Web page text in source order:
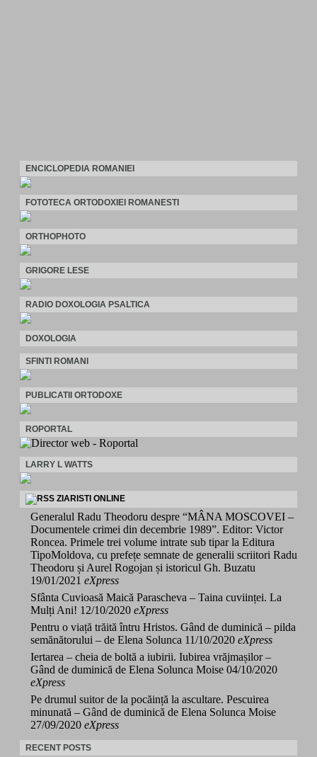
ENCICLOPEDIA ROMANIEI
FOTOTECA ORTODOXIEI ROMANESTI
ORTHOPHOTO
GRIGORE LESE
RADIO DOXOLOGIA PSALTICA
DOXOLOGIA
SFINTI ROMANI
PUBLICATII ORTODOXE
ROPORTAL
LARRY L WATTS
ZIARISTI ONLINE
Generalul Radu Theodoru despre “MÂNA MOSCOVEI –
Documentele crimei din decembrie 1989”. Editor: Victor
Roncea. Primele trei volume intrate sub tipar la Editura
TipoMoldova, cu prefețe semnate de generalii scriitori Radu
Theodoru și Aurel Rogojan și istoricul Gh. Buzatu
19/01/2021 eXpress
Sfânta Cuvioasă Maică Parascheva – Taina cuviinței. La
Mulți Ani! 12/10/2020 eXpress
Pentru o viață trăită întru Hristos. Gând de duminică – pilda
semănătorului – de Elena Solunca 11/10/2020 eXpress
Iertarea – cheia de boltă a iubirii. Iubirea vrăjmașilor –
Gând de duminică de Elena Solunca Moise 04/10/2020
eXpress
Pe drumul suitor de la pocăință la ascultare. Pescuirea
minunată – Gând de duminică de Elena Solunca Moise
27/09/2020 eXpress
RECENT POSTS